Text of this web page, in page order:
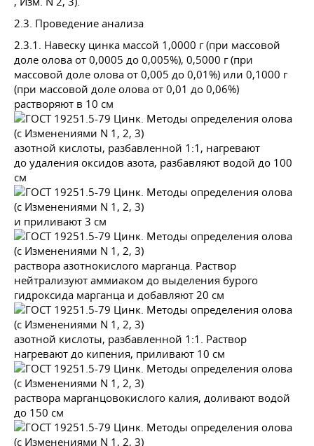
2.3. Проведение анализа
2.3.1. Навеску цинка массой 1,0000 г (при массовой
доле олова от 0,0005 до 0,005%), 0,5000 г (при
массовой доле олова от 0,005 до 0,01%) или 0,1000 г
(при массовой доле олова от 0,01 до 0,06%)
растворяют в 10 см
азотной кислоты, разбавленной 1:1, нагревают
до удаления оксидов азота, разбавляют водой до 100
см
и приливают 3 см
раствора азотнокислого марганца. Раствор
нейтрализуют аммиаком до выделения бурого
гидроксида марганца и добавляют 20 см
азотной кислоты, разбавленной 1:1. Раствор
нагревают до кипения, приливают 10 см
раствора марганцовокислого калия, доливают водой
до 150 см